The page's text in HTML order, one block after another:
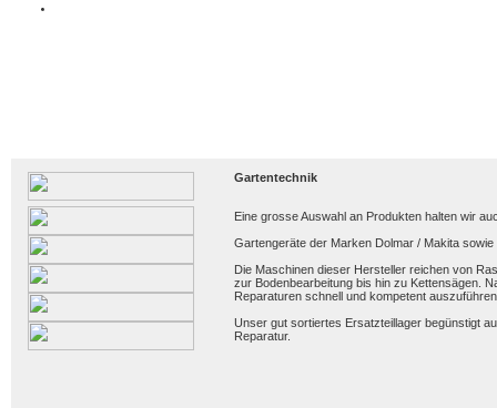
Gartentechnik
Eine grosse Auswahl an Produkten halten wir
Gartengeräte der Marken Dolmar / Makita
Die Maschinen dieser Hersteller reichen von
zur Bodenbearbeitung bis hin zu Kettensägen.
Reparaturen schnell und kompetent
Unser gut sortiertes Ersatzteillager begünstigt
Reparatur.